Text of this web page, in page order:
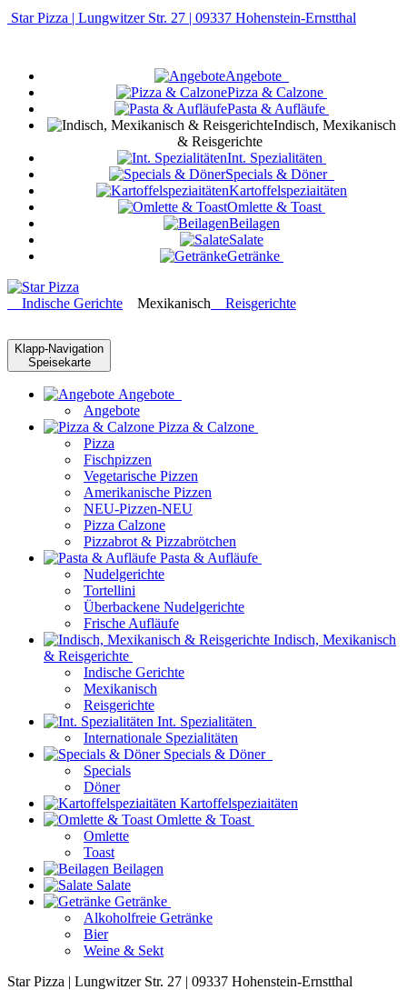
Star Pizza | Lungwitzer Str. 27 | 09337 Hohenstein-Ernstthal
Angebote
Pizza & Calzone
Pasta & Aufläufe
Indisch, Mexikanisch
& Reisgerichte
Int. Spezialitäten
Specials & Döner
Kartoffelspeziaitäten
Omlette & Toast
Beilagen
Salate
Getränke
Indische Gerichte Mexikanisch Reisgerichte
Klapp-Navigation
Speisekarte
Angebote
Angebote
Pizza & Calzone
Pizza
Fischpizzen
Vegetarische Pizzen
Amerikanische Pizzen
NEU-Pizzen-NEU
Pizza Calzone
Pizzabrot & Pizzabrötchen
Pasta & Aufläufe
Nudelgerichte
Tortellini
Überbackene Nudelgerichte
Frische Aufläufe
Indisch, Mexikanisch
& Reisgerichte
Indische Gerichte
Mexikanisch
Reisgerichte
Int. Spezialitäten
Internationale Spezialitäten
Specials & Döner
Specials
Döner
Kartoffelspeziaitäten
Omlette & Toast
Omlette
Toast
Beilagen
Salate
Getränke
Alkoholfreie Getränke
Bier
Weine & Sekt
Star Pizza | Lungwitzer Str. 27 | 09337 Hohenstein-Ernstthal